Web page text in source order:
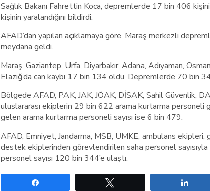
Sağlık Bakanı Fahrettin Koca, depremlerde 17 bin 406
kişinin yaralandığını bildirdi.
AFAD’dan yapılan açıklamaya göre, Maraş merkezli
meydana geldi.
Maraş, Gaziantep, Urfa, Diyarbakır, Adana, Adıyaman,
Elazığ’da can kaybı 17 bin 134 oldu. Depremlerde 70 bin
Bölgede AFAD, PAK, JAK, JÖAK, DİSAK, Sahil Güvenlik,
uluslararası ekiplerin 29 bin 622 arama kurtarma personeli
gelen arama kurtarma personeli sayısı ise 6 bin 479.
AFAD, Emniyet, Jandarma, MSB, UMKE, ambulans
destek ekiplerinden görevlendirilen saha personel
personel sayısı 120 bin 344’e ulaştı.